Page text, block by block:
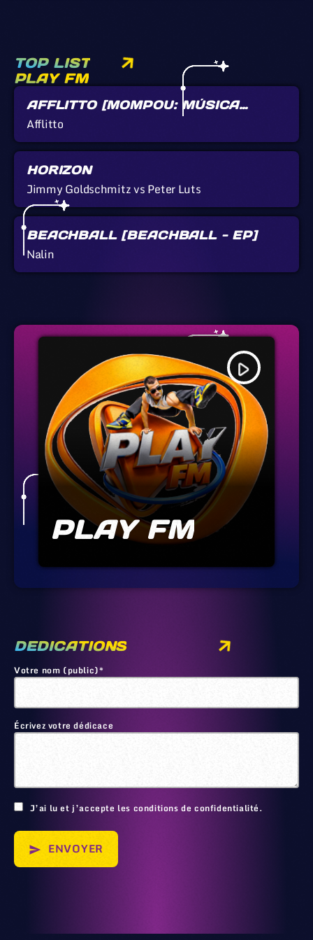
TOP LIST
PLAY FM
AFFLITTO [MOMPOU: MÚSICA
CALLADA]
Afflitto
HORIZON
Jimmy Goldschmitz vs Peter Luts
BEACHBALL [BEACHBALL - EP]
Nalin
play_arrow
PLAY FM
DEDICATIONS
Votre nom (public)*
Écrivez votre dédicace
J’ai lu et j’accepte les conditions de confidentialité.
send ENVOYER